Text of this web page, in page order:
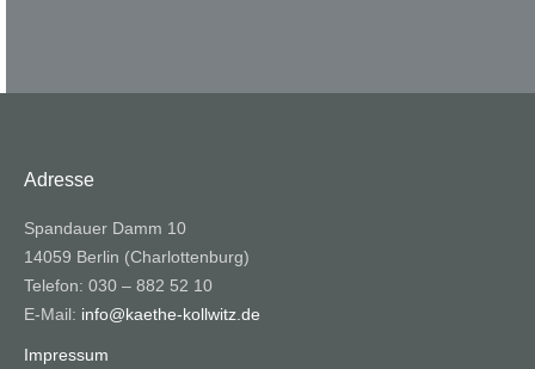
Adresse
Spandauer Damm 10
14059 Berlin (Charlottenburg)
Telefon: 030 – 882 52 10
E-Mail: info@kaethe-kollwitz.de
Impressum